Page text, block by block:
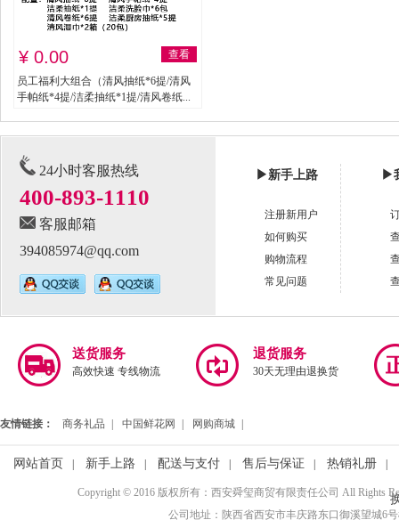
¥ 0.00 查看
员工福利大组合（清风抽纸*6提/清风
手帕纸*4提/洁柔抽纸*1提/清风卷纸...
24小时客服热线
400-893-1110
客服邮箱
394085974@qq.com
▶新手上路
注册新用户
如何购买
购物流程
常见问题
▶
送货服务
高效快速 专线物流
退货服务
30天无理由退换货
友情链接： 商务礼品 中国鲜花网 网购商城
网站首页 新手上路 配送与支付 售后与保证 热销礼册
Copyright © 2016 版权所有：西安舜玺商贸有限责任公司 All Rights
公司地址：陕西省西安市丰庆路东口御溪望城6号